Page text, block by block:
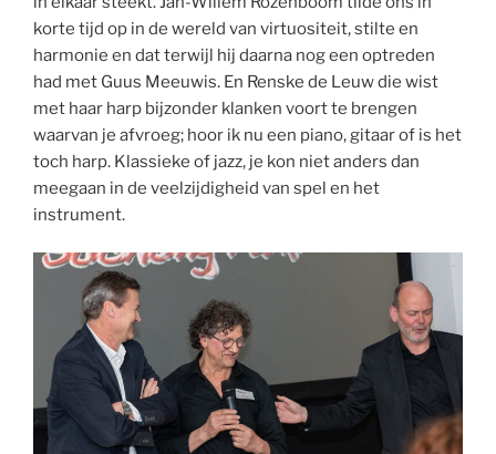
korte tijd op in de wereld van virtuositeit, stilte en
harmonie en dat terwijl hij daarna nog een optreden
had met Guus Meeuwis. En Renske de Leuw die wist
met haar harp bijzonder klanken voort te brengen
waarvan je afvroeg; hoor ik nu een piano, gitaar of is het
toch harp. Klassieke of jazz, je kon niet anders dan
meegaan in de veelzijdigheid van spel en het
instrument.